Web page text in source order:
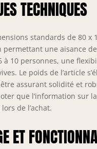
TECHNIQUES
standards de 80
une aisance
10 personnes, une
Le poids de l’article
assurant solidité et
que l’information sur
de l’achat.
ET